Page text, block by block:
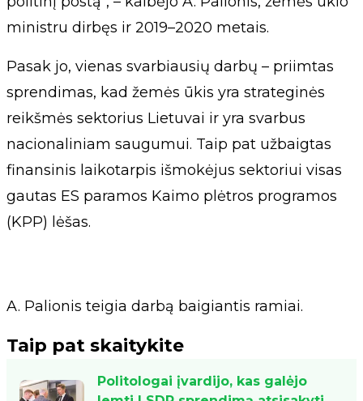
ministru dirbęs ir 2019–2020 metais.
Pasak jo, vienas svarbiausių darbų – priimtas
sprendimas, kad žemės ūkis yra strateginės
reikšmės sektorius Lietuvai ir yra svarbus
nacionaliniam saugumui. Taip pat užbaigtas
finansinis laikotarpis išmokėjus sektoriui visas
gautas ES paramos Kaimo plėtros programos
(KPP) lėšas.
A. Palionis teigia darbą baigiantis ramiai.
Taip pat skaitykite
Politologai įvardijo, kas galėjo